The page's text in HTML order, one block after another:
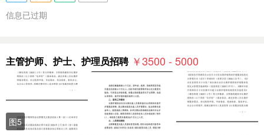
信息已过期
主管护师、护士、护理员招聘 ￥3500 - 5000
图5